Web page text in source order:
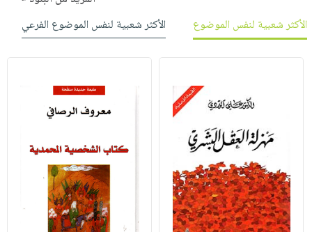
الأكثر شعبية لنفس الموضوع
الأكثر شعبية لنفس الموضوع الفرعي